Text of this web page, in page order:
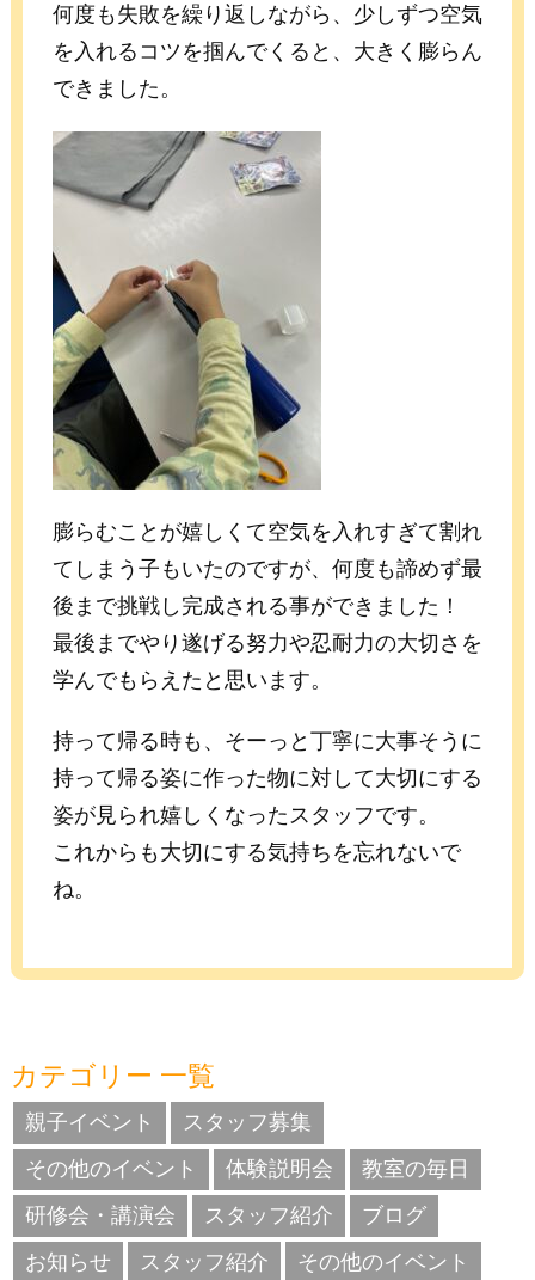
何度も失敗を繰り返しながら、少しずつ空気
を入れるコツを掴んでくると、大きく膨らん
できました。
膨らむことが嬉しくて空気を入れすぎて割れ
てしまう子もいたのですが、何度も諦めず最
後まで挑戦し完成される事ができました！
最後までやり遂げる努力や忍耐力の大切さを
学んでもらえたと思います。
持って帰る時も、そーっと丁寧に大事そうに
持って帰る姿に作った物に対して大切にする
姿が見られ嬉しくなったスタッフです。
これからも大切にする気持ちを忘れないで
ね。
カテゴリー 一覧
親子イベント
スタッフ募集
その他のイベント
体験説明会
教室の毎日
研修会・講演会
スタッフ紹介
ブログ
お知らせ
スタッフ紹介
その他のイベント